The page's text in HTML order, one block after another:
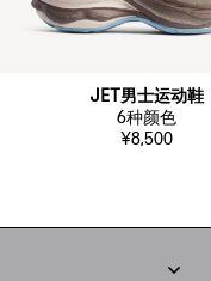
JET男士运动鞋
6种颜色
¥8,500